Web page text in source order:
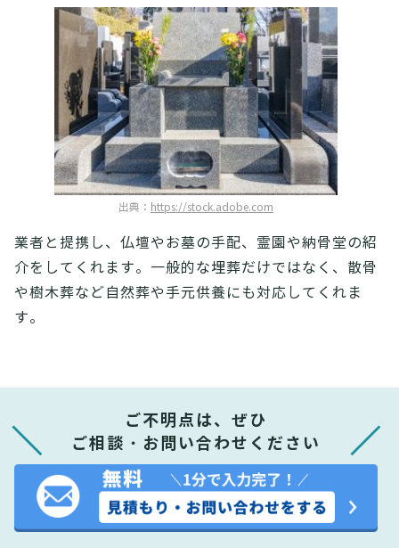
出典： https://stock.adobe.com
業者と提携し、仏壇やお墓の手配、霊園や納骨堂の紹
介をしてくれます。一般的な埋葬だけではなく、散骨
や樹木葬など自然葬や手元供養にも対応してくれま
す。
ご不明点は、ぜひ
ご相談・お問い合わせください